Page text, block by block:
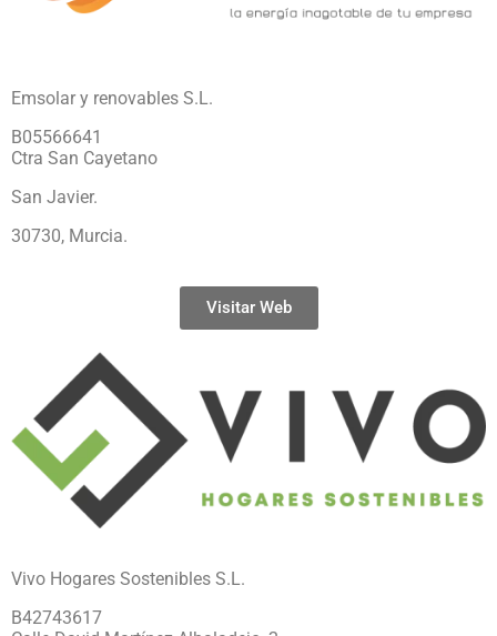
Emsolar y renovables S.L.
B05566641
Ctra San Cayetano
San Javier.
30730, Murcia.
Visitar Web
Vivo Hogares Sostenibles S.L.
B42743617